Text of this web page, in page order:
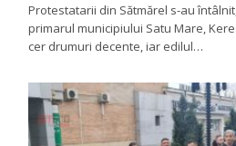
Protestatarii din Sătmărel s-au
primarul municipiului Satu Mare,
cer drumuri decente, iar edilul…